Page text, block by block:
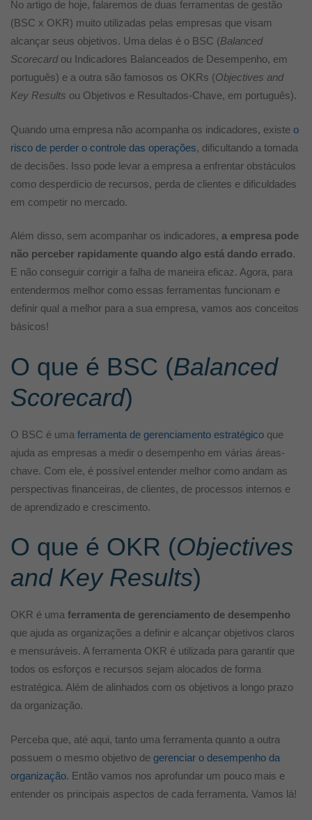
indicadores
para
a
sua
empresa?
No artigo de hoje, falaremos de duas ferramentas de gestão
(BSC x OKR) muito utilizadas pelas empresas que visam
alcançar seus objetivos. Uma delas é o BSC (Balanced
Scorecardou Indicadores Balanceados de Desempenho, em
português) e a outra são famosos os OKRs (Objectives and
Key Results ou Objetivos e Resultados-Chave, em português).
Quando uma empresa não acompanha os indicadores, existe o
risco de perder o controle das operações, dificultando a tomada
de decisões. Isso pode levar a empresa a enfrentar obstáculos
como desperdício de recursos, perda de clientes e dificuldades
em competir no mercado.
Além disso, sem acompanhar os indicadores, a empresa pode
não perceber rapidamente quando algo está dando errado.
E não conseguir corrigir a falha de maneira eficaz. Agora, para
entendermos melhor como essas ferramentas funcionam e
definir qual a melhor para a sua empresa, vamos aos conceitos
básicos!
O que é BSC (Balanced
Scorecard)
O BSC é uma ferramenta de gerenciamento estratégico que
ajuda as empresas a medir o desempenho em várias áreas-
chave. Com ele, é possível entender melhor como andam as
perspectivas financeiras, de clientes, de processos internos e
de aprendizado e crescimento.
O que é OKR (Objectives
and Key Results)
OKR é uma ferramenta de gerenciamento de desempenho
que ajuda as organizações a definir e alcançar objetivos claros
e mensuráveis. A ferramenta OKR é utilizada para garantir que
todos os esforços e recursos sejam alocados de forma
estratégica. Além de alinhados com os objetivos a longo prazo
da organização.
Perceba que, até aqui, tanto uma ferramenta quanto a outra
possuem o mesmo objetivo de gerenciar o desempenho da
organização. Então vamos nos aprofundar um pouco mais e
entender os principais aspectos de cada ferramenta. Vamos lá!